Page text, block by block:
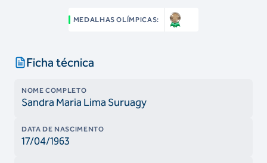
MEDALHAS OLÍMPICAS:
Ficha técnica
NOME COMPLETO
Sandra Maria Lima Suruagy
DATA DE NASCIMENTO
17/04/1963